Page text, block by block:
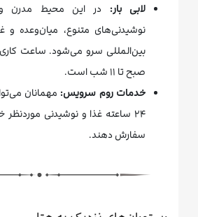
لابی بار: در این محیط مدرن و
نوشیدنی‌های متنوع، میان‌وعده
صبح تا ۱۱ شب است.
خدمات روم سرویس: مهمانان
۲۴ ساعته غذا و نوشیدنی موردنظر
سفارش دهند.